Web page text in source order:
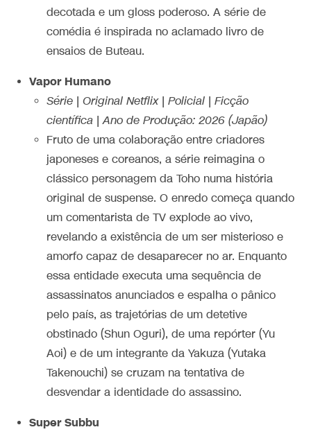
decotada e um gloss poderoso. A série de
comédia é inspirada no aclamado livro de
ensaios de Buteau.
Vapor Humano
Série | Original Netflix | Policial | Ficção
científica | Ano de Produção: 2026 (Japão)
Fruto de uma colaboração entre criadores
japoneses e coreanos, a série reimagina o
clássico personagem da Toho numa história
original de suspense. O enredo começa quando
um comentarista de TV explode ao vivo,
revelando a existência de um ser misterioso e
amorfo capaz de desaparecer no ar. Enquanto
essa entidade executa uma sequência de
assassinatos anunciados e espalha o pânico
pelo país, as trajetórias de um detetive
obstinado (Shun Oguri), de uma repórter (Yu
Aoi) e de um integrante da Yakuza (Yutaka
Takenouchi) se cruzam na tentativa de
desvendar a identidade do assassino.
Super Subbu